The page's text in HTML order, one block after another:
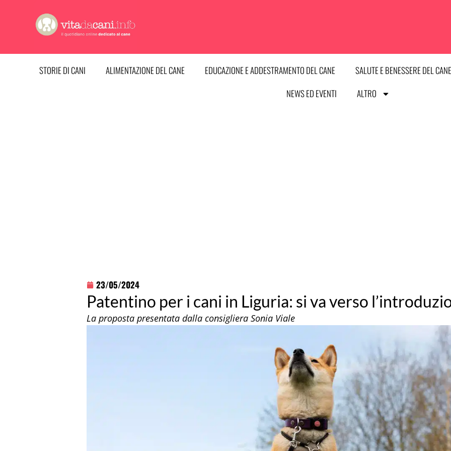
contenuto
STORIE DI CANI ALIMENTAZIONE DEL CANE EDUCAZIONE E ADDESTRAMENTO DEL CANE
SALUTE E BENESSERE DEL CANE
NEWS ED EVENTI
ALTRO
23/05/2024
Patentino per i cani in Liguria: si va verso
La proposta presentata dalla consigliera Sonia Viale